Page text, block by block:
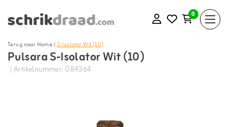
0
Terug naar Home |S-Isolator Wit (10)
Pulsara S-Isolator Wit (10)
| Artikelnummer: 084364